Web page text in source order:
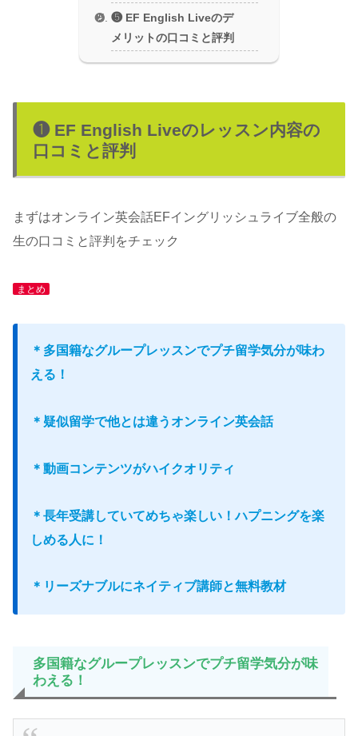
❺ EF English Liveのデ
メリットの口コミと評判
❶ EF English Liveのレッスン内容の
口コミと評判
まずはオンライン英会話EFイングリッシュライブ全般の
生の口コミと評判をチェック
まとめ
＊多国籍なグループレッスンでプチ留学気分が味わ
える！
＊疑似留学で他とは違うオンライン英会話
＊動画コンテンツがハイクオリティ
＊長年受講していてめちゃ楽しい！ハプニングを楽
しめる人に！
＊リーズナブルにネイティブ講師と無料教材
多国籍なグループレッスンでプチ留学気分が味
わえる！